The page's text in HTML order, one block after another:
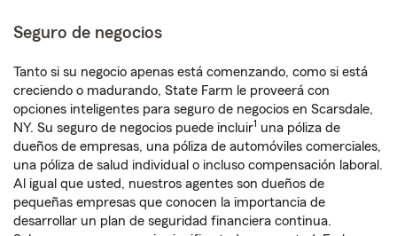
Seguro de negocios
Tanto si su negocio apenas está comenzando, como si está
creciendo o madurando, State Farm le proveerá con
opciones inteligentes para seguro de negocios en Scarsdale,
NY. Su seguro de negocios puede incluir1 una póliza de
dueños de empresas, una póliza de automóviles comerciales,
una póliza de salud individual o incluso compensación laboral.
Al igual que usted, nuestros agentes son dueños de
pequeñas empresas que conocen la importancia de
desarrollar un plan de seguridad financiera continua.